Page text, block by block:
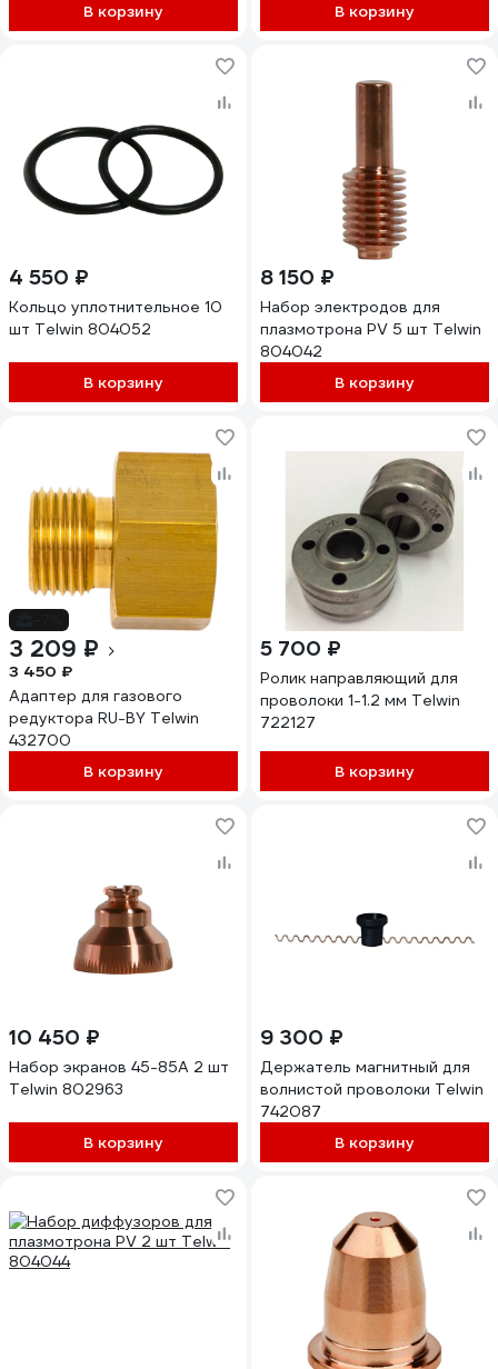
В корзину В корзину
4 550 ₽
Кольцо уплотнительное 10
шт Telwin 804052
В корзину
8 150 ₽
Набор электродов для
плазмотрона PV 5 шт Telwin
804042
В корзину
3 209 ₽
3 450 ₽
Адаптер для газового
редуктора RU-BY Telwin
432700
В корзину
5 700 ₽
Ролик направляющий для
проволоки 1-1.2 мм Telwin
722127
В корзину
10 450 ₽
Набор экранов 45-85А 2 шт
Telwin 802963
В корзину
9 300 ₽
Держатель магнитный для
волнистой проволоки Telwin
742087
В корзину